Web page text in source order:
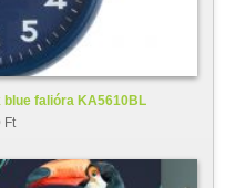
falióra KA5610BL
Ft